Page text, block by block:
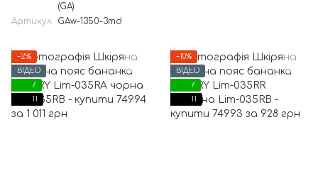
(GA)
Артикул
GAw-1350-3md
−2%
ВІДЕО
7
11
−10%
ВІДЕО
7
11